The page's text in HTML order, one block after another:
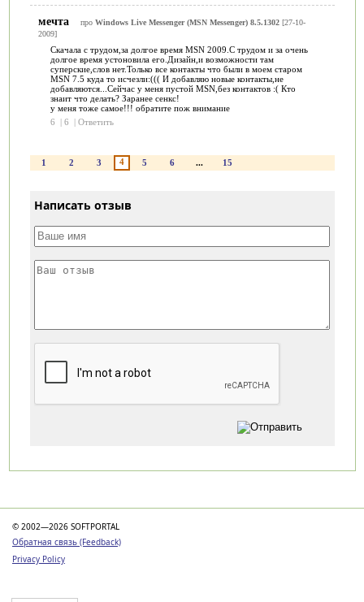
мечта про Windows Live Messenger (MSN Messenger) 8.5.1302[27-10-
2009]
Скачала с трудом,за долгое время MSN 2009.С трудом и за очень
долгое время устоновила его.Дизайн,и возможности там
суперские,слов нет.Только все контакты что были в моем старом
MSN 7.5 куда то исчезли:((( И добавляю новые контакты,не
добавляются...Сейчас у меня пустой MSN,без контактов :( Кто
знаит что делать? Заранее сенкс!
у меня тоже самое!!! обратите пож внимание
6
| 6 | Ответить
1 2 3 4 5 6 ... 15
Написать отзыв
© 2002—2026 SOFTPORTAL
Обратная связь (Feedback)
Privacy Policy